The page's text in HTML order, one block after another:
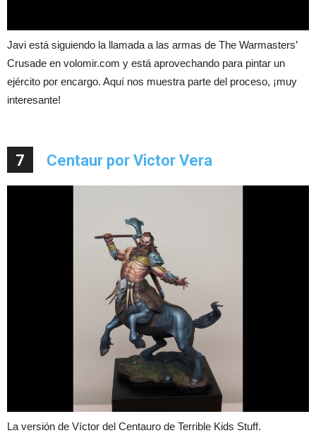
Javi está siguiendo la llamada a las armas de The Warmasters’
Crusade en volomir.com y está aprovechando para pintar un
ejército por encargo. Aquí nos muestra parte del proceso, ¡muy
interesante!
7 Centaur por Victor Vera
La versión de Víctor del Centauro de Terrible Kids Stuff.